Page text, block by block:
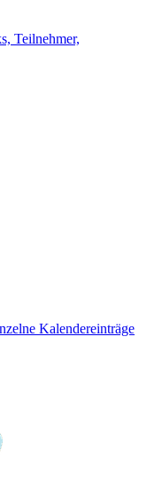
Teilnehmer,
Kalendereinträge